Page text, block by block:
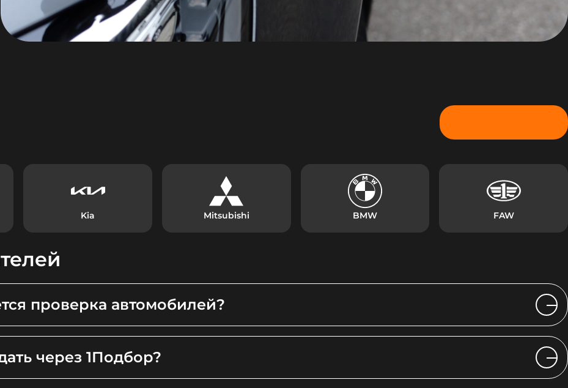
Kia Mitsubishi BMW FAW
проверка автомобилей?
через 1Подбор?